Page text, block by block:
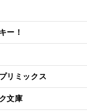
ー！
リミックス
文庫